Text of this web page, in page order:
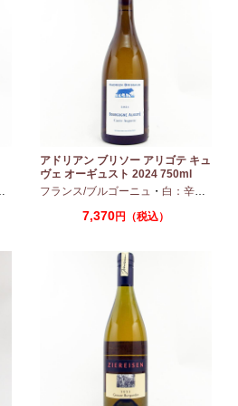
シャルドネ
アドリアン ブリソー アリゴテ キュ
ヴェ オーギュスト 2024 750ml
フランス/ブルゴーニュ ・ 白：辛口
7,370円（税込）